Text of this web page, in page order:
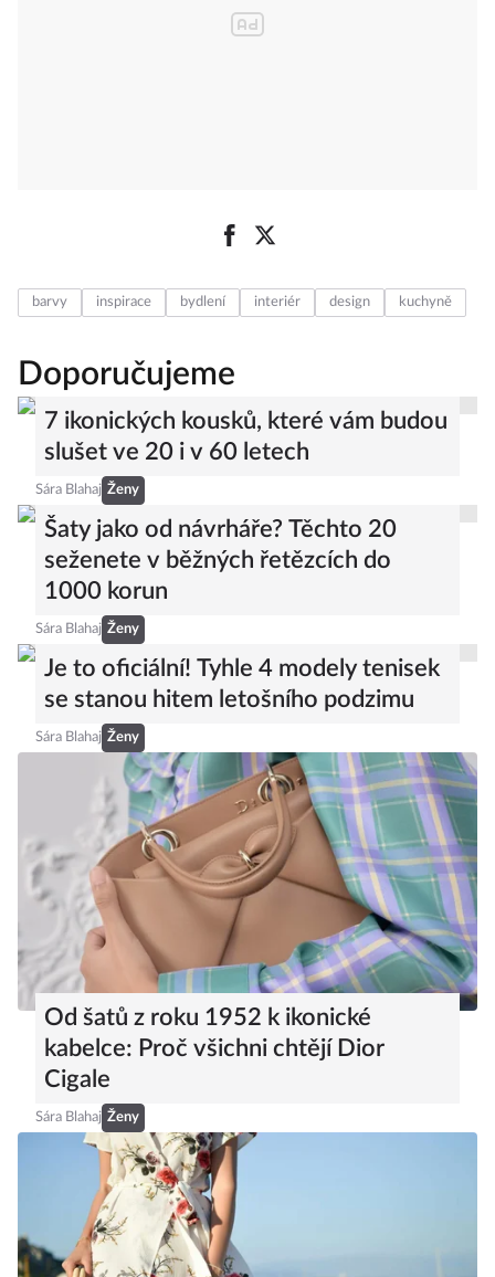
barvy inspirace bydlení interiér design kuchyně
Doporučujeme
7 ikonických kousků, které vám budou
slušet ve 20 i v 60 letech
Sára Blahaj Ženy
Šaty jako od návrháře? Těchto 20
seženete v běžných řetězcích do
1000 korun
Sára Blahaj Ženy
Je to oficiální! Tyhle 4 modely tenisek
se stanou hitem letošního podzimu
Sára Blahaj Ženy
Od šatů z roku 1952 k ikonické
kabelce: Proč všichni chtějí Dior
Cigale
Sára Blahaj Ženy